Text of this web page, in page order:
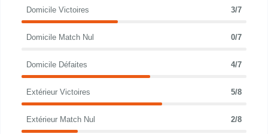
Domicile Victoires 3/7
Domicile Match Nul 0/7
Domicile Défaites 4/7
Extérieur Victoires 5/8
Extérieur Match Nul 2/8